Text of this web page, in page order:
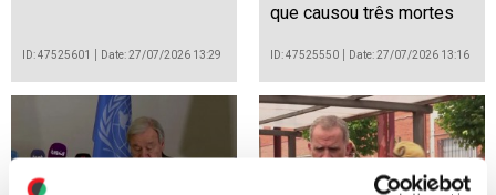
ID: 47525601 Date: 27/07/2026 13:29
que causou três mortes
ID: 47525550 Date: 27/07/2026 13:16